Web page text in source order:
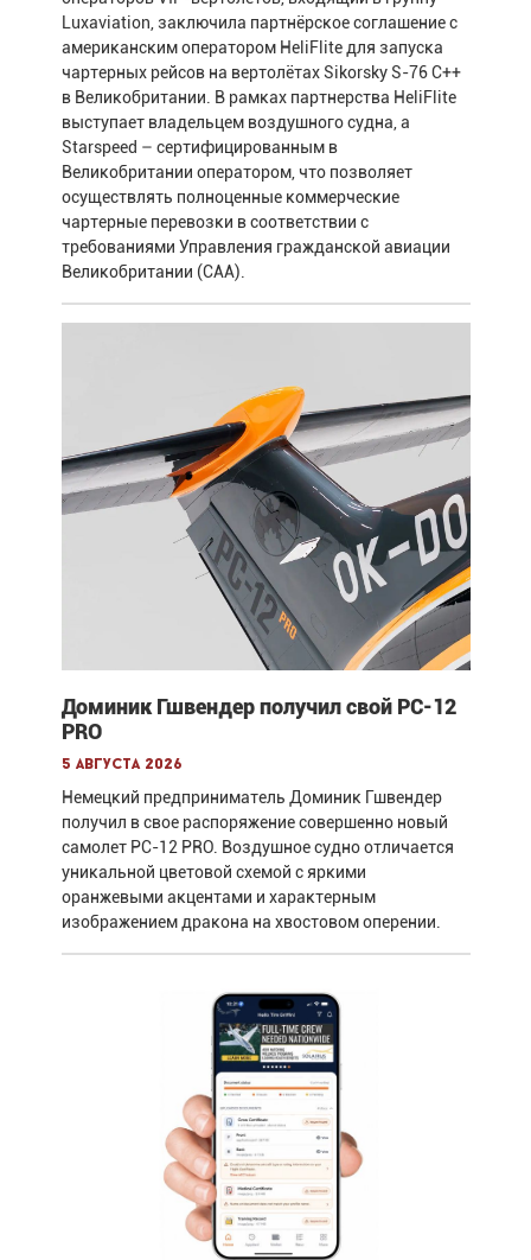
Luxaviation, заключила партнёрское соглашение с
американским оператором HeliFlite для запуска
чартерных рейсов на вертолётах Sikorsky S-76 C++
в Великобритании. В рамках партнерства HeliFlite
выступает владельцем воздушного судна, а
Starspeed – сертифицированным в
Великобритании оператором, что позволяет
осуществлять полноценные коммерческие
чартерные перевозки в соответствии с
требованиями Управления гражданской авиации
Великобритании (CAA).
Доминик Гшвендер получил свой PC-12
PRO
5 августа 2026
Немецкий предприниматель Доминик Гшвендер
получил в свое распоряжение совершенно новый
самолет PC-12 PRO. Воздушное судно отличается
уникальной цветовой схемой с яркими
оранжевыми акцентами и характерным
изображением дракона на хвостовом оперении.